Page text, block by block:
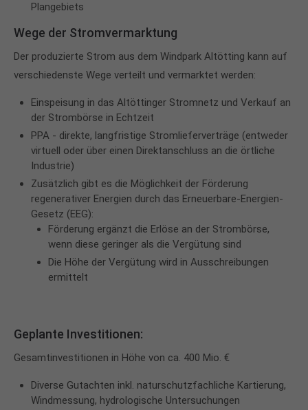
Plangebiets
Wege der Stromvermarktung
Der produzierte Strom aus dem Windpark Altötting kann auf
verschiedenste Wege verteilt und vermarktet werden:
Einspeisung in das Altöttinger Stromnetz und Verkauf an
der Strombörse in Echtzeit
PPA - direkte, langfristige Stromlieferverträge (entweder
virtuell oder über einen Direktanschluss an die örtliche
Industrie)
Zusätzlich gibt es die Möglichkeit der Förderung
regenerativer Energien durch das Erneuerbare-Energien-
Gesetz (EEG):
Förderung ergänzt die Erlöse an der Strombörse,
wenn diese geringer als die Vergütung sind
Die Höhe der Vergütung wird in Ausschreibungen
ermittelt
Geplante Investitionen:
Gesamtinvestitionen in Höhe von ca. 400 Mio. €
Diverse Gutachten inkl. naturschutzfachliche Kartierung,
Windmessung, hydrologische Untersuchungen